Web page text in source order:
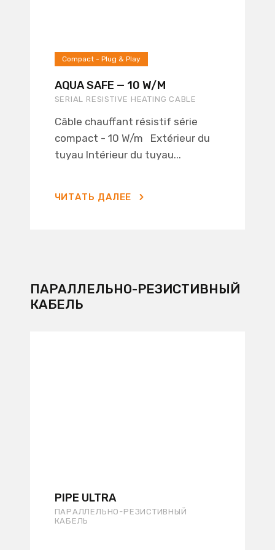
Compact - Plug & Play
AQUA SAFE — 10 W/M
SERIAL RESISTIVE HEATING CABLE
Câble chauffant résistif série
compact - 10 W/m Extérieur du
tuyau Intérieur du tuyau...
ЧИТАТЬ ДАЛЕЕ
ПАРАЛЛЕЛЬНО-РЕЗИСТИВНЫЙ
КАБЕЛЬ
PIPE ULTRA
ПАРАЛЛЕЛЬНО-РЕЗИСТИВНЫЙ
КАБЕЛЬ